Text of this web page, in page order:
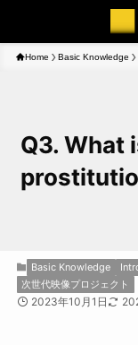
Home Basic Knowledge
Q3. What
Basic Knowledge
次世代映像プロジェクト
2023年10月1日